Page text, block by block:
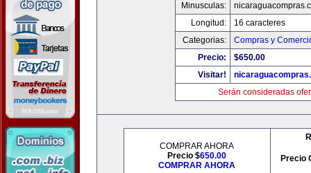
Minusculas:
Longitud:
16 caracteres
Categorias:
Compras y
Precio:
$650.00
Visitar!
Serán consideradas
COMPRAR AHORA
Precio $650.00
COMPRAR AHORA
Precio